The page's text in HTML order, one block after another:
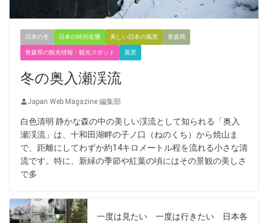
日本の冬 日本の特別名勝 美しい日本の風景 青森県
青森県の観光情報・観光スポット 風景
冬の奥入瀬渓流
Japan Web Magazine 編集部
白色清明 静かな森の中の美しい渓流として知られる「奥入
瀬渓流」は、十和田湖畔の子ノ口（ねのくち）から焼山ま
で、距離にしてわずか約14キロメートル程を流れる小さな清
流です。特に、新緑の季節や紅葉の頃にはその景観の美しさ
で多
一度は見たい 一度は行きたい 日本各